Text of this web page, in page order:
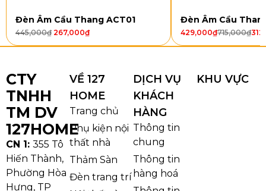
xám
độ –
sơn
tĩnh
mica
H1000
–
THDBA03
Trắng,
đen
LED 3
chế
độ –
85,8W
sơn
điện,
chao
Đèn Âm Cầu Thang ACT01
445,000₫ 267,000₫
Đèn Âm Cầu
715,000₫
429,000₫
CTY
TNHH
TM DV
127HOME
CN 1: 355 Tô
Hiến Thành,
Phường Hòa
Hưng, TP
VỀ 127
HOME
Trang chủ
Phụ kiện nội
thất nhà
Thảm Sàn
Đèn trang trí
DỊCH VỤ
KHÁCH
HÀNG
Thông tin
chung
Thông tin
hàng hoá
KHU VỰC